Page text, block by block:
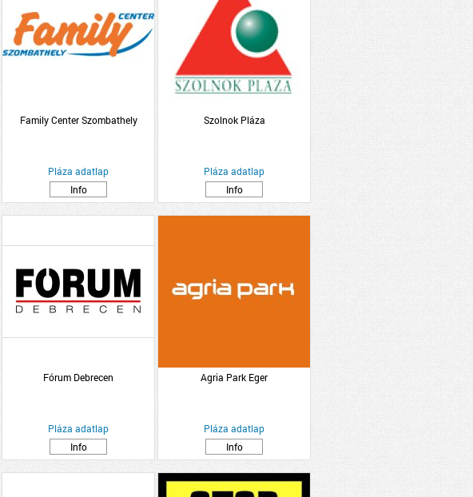
Family Center Szombathely
Pláza adatlap
Info
Szolnok Pláza
Pláza adatlap
Info
Fórum Debrecen
Pláza adatlap
Info
Agria Park Eger
Pláza adatlap
Info